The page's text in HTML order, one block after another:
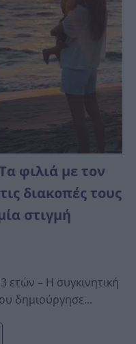
φιλιά με τον
διακοπές τους
στιγμή
ετών – Η συγκινητική
δημιούργησε...